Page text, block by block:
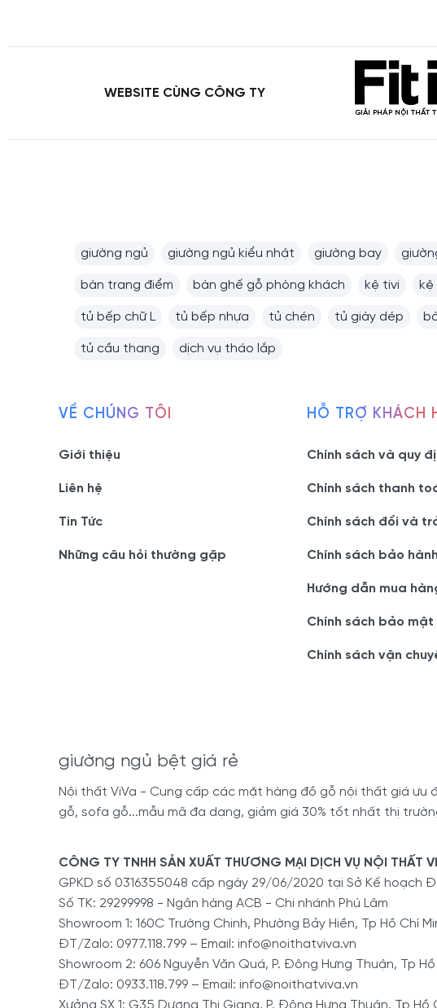
WEBSITE CÙNG CÔNG TY
giường ngủ giường ngủ kiểu nhật giường bay
bàn trang điểm bàn ghế gỗ phòng khách kệ tivi
tủ bếp chữ L tủ bếp nhựa tủ chén tủ giày dép
tủ cầu thang dịch vụ tháo lắp
giường ngủ bệt giá rẻ
Nội thất ViVa - Cung cấp các mặt hàng đồ gỗ nội thất giá ưu
gỗ, sofa gỗ...mẫu mã đa dạng, giảm giá 30% tốt nhất thị
VỀ CHÚNG TÔI
Giới thiệu
Liên hệ
Tin Tức
Những câu hỏi thường gặp
HỖ TRỢ KHÁCH
Chính sách và quy
Chính sách thanh
Chính sách đổi và
Chính sách bảo
Hướng dẫn mua
Chính sách bảo mật
Chính sách vận
CÔNG TY TNHH SẢN XUẤT THƯƠNG MẠI DỊCH VỤ NỘI THẤT
GPKD số 0316355048 cấp ngày 29/06/2020 tại Sở Kế hoạch
Số TK: 29299998 - Ngân hàng ACB - Chi nhánh Phú Lâm
Showroom 1: 160C Trường Chinh, Phường Bảy Hiền, Tp Hồ Chí
ĐT/Zalo: 0977.118.799 – Email: info@noithatviva.vn
Showroom 2: 606 Nguyễn Văn Quá, P. Đông Hưng Thuận, Tp Hồ
ĐT/Zalo: 0933.118.799 – Email: info@noithatviva.vn
Xưởng SX 1: G35 Dương Thị Giang, P. Đông Hưng Thuận, Tp Hồ